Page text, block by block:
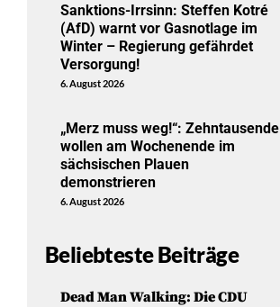
Sanktions-Irrsinn: Steffen Kotré
(AfD) warnt vor Gasnotlage im
Winter – Regierung gefährdet
Versorgung!
6. August 2026
„Merz muss weg!“: Zehntausende
wollen am Wochenende im
sächsischen Plauen
demonstrieren
6. August 2026
Beliebteste Beiträge
Dead Man Walking: Die CDU